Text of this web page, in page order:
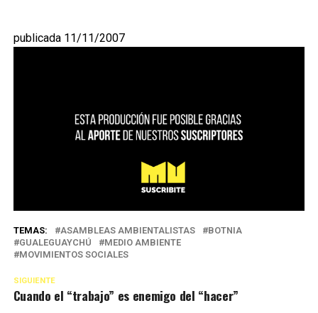
publicada 11/11/2007
TEMAS: ASAMBLEAS AMBIENTALISTAS
BOTNIA
GUALEGUAYCHÚ
MEDIO AMBIENTE
MOVIMIENTOS SOCIALES
SIGUIENTE
Cuando el “trabajo” es enemigo del “hacer”